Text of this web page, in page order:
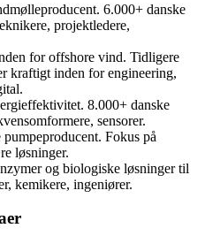
6.000+ danske
projektledere,
for offshore vind. Tidligere
kraftigt inden for engineering,
8.000+ danske
sensorer.
pumpeproducent. Fokus på
løsninger.
og biologiske løsninger til
kemikere, ingeniører.